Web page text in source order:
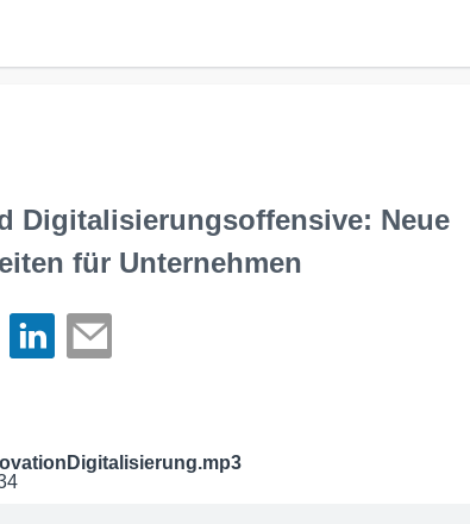
Digitalisierungsoffensive: Neue
für Unternehmen